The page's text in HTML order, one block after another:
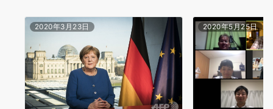
2020年3月23日 2020年5月25日